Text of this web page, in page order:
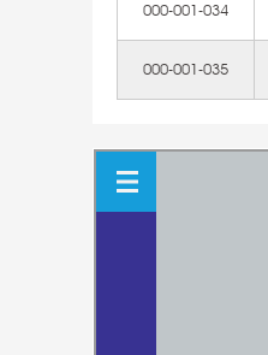
000-001-034
000-001-035